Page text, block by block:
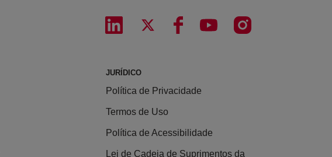
JURÍDICO
Política de Privacidade
Termos de Uso
Política de Acessibilidade
Lei de Cadeia de Suprimentos da